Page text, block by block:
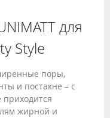
для
Style
поры,
и постакне – с
жирной и